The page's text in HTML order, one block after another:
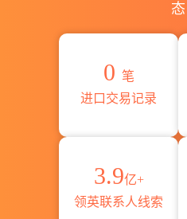
态
0 笔
进口交易记录
3.9亿+
领英联系人线索